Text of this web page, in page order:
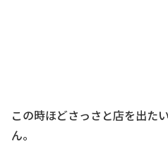
この時ほどさっさと店を出た
ん。